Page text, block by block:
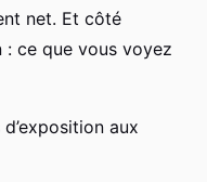
net. Et côté
: ce que vous voyez
d’exposition aux